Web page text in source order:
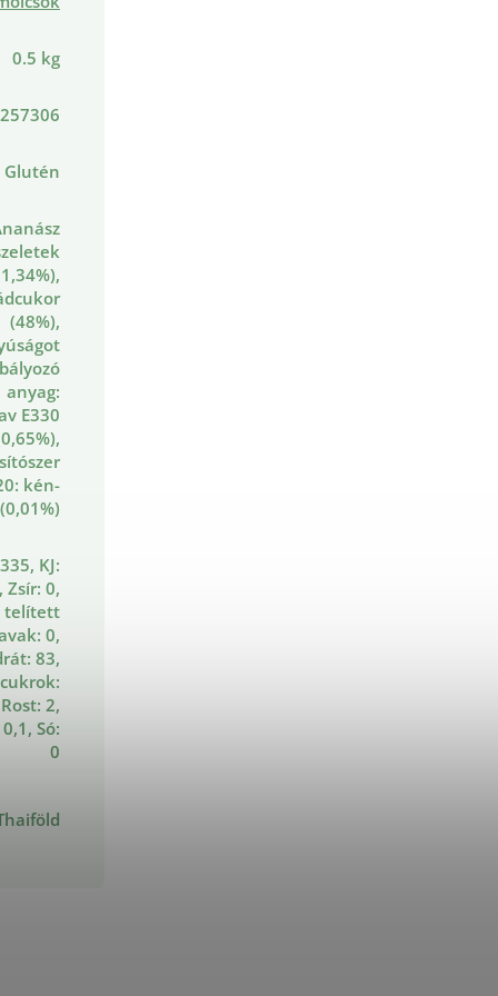
0.5 kg
Glutén
(48%),
anyag:
E330
kén-
KJ:
Zsír: 0,
telített
0,
83,
2,
Só:
0